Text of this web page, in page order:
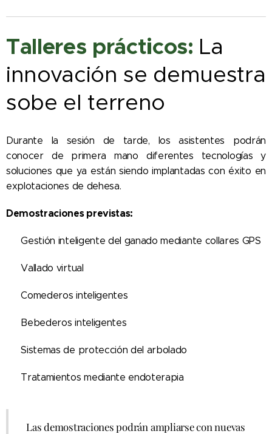
Talleres prácticos: La
innovación se demuestra
sobe el terreno
Durante la sesión de tarde, los asistentes podrán
conocer de primera mano diferentes tecnologías y
soluciones que ya están siendo implantadas con éxito en
explotaciones de dehesa.
Demostraciones previstas:
📡 Gestión inteligente del ganado mediante collares GPS
📍 Vallado virtual
🌾 Comederos inteligentes
💧 Bebederos inteligentes
🌳 Sistemas de protección del arbolado
💉 Tratamientos mediante endoterapia
Las demostraciones podrán ampliarse con nuevas